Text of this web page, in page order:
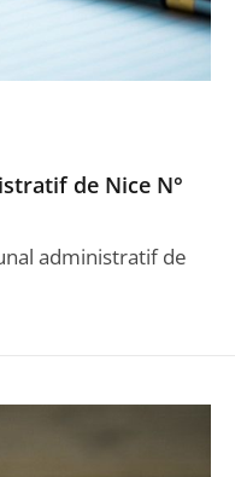
de Nice N°
administratif de